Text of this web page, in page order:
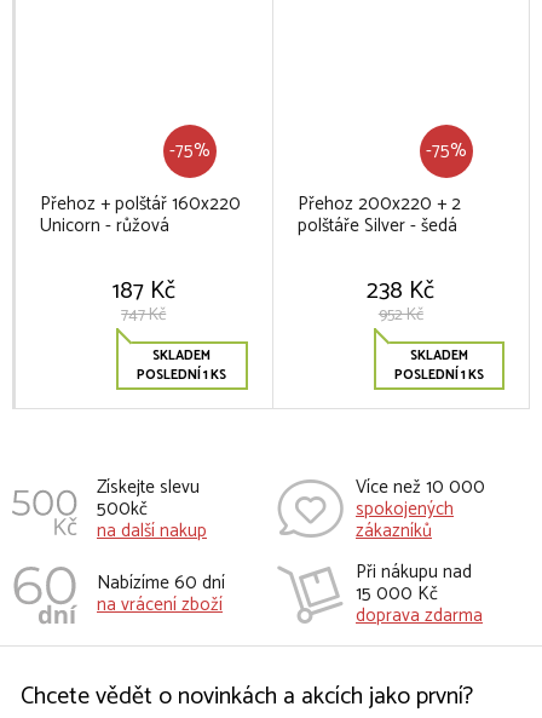
-75%
Přehoz + polštář 160x220
Unicorn - růžová
187 Kč
747 Kč
SKLADEM
POSLEDNÍ 1 KS
-75%
Přehoz 200x220 + 2
polštáře Silver - šedá
238 Kč
952 Kč
SKLADEM
POSLEDNÍ 1 KS
Získejte slevu
500kč
na další nakup
Více než 10 000
spokojených
zákazníků
Nabízíme 60 dní
na vrácení zboží
Při nákupu nad
15 000 Kč
doprava zdarma
Chcete vědět o novinkách a akcích jako první?